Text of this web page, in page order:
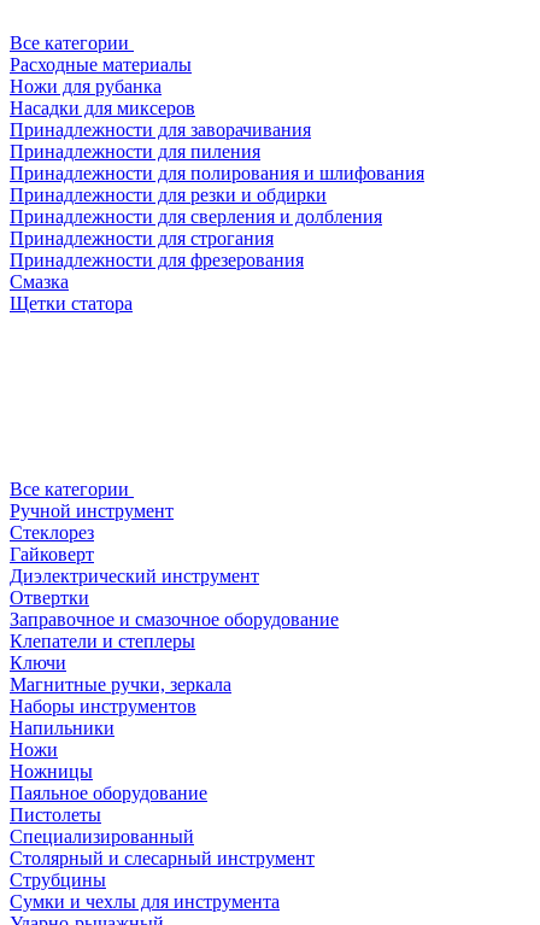
Все категории
Расходные материалы
Ножи для рубанка
Насадки для миксеров
Принадлежности для заворачивания
Принадлежности для пиления
Принадлежности для полирования и шлифования
Принадлежности для резки и обдирки
Принадлежности для сверления и долбления
Принадлежности для строгания
Принадлежности для фрезерования
Смазка
Щетки статора
Все категории
Ручной инструмент
Стеклорез
Гайковерт
Диэлектрический инструмент
Отвертки
Заправочное и смазочное оборудование
Клепатели и степлеры
Ключи
Магнитные ручки, зеркала
Наборы инструментов
Напильники
Ножи
Ножницы
Паяльное оборудование
Пистолеты
Специализированный
Столярный и слесарный инструмент
Струбцины
Сумки и чехлы для инструмента